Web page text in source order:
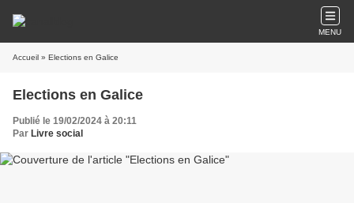
MENU
Accueil » Elections en Galice
Elections en Galice
Publié le 19/02/2024 à 20:11
Par Livre social